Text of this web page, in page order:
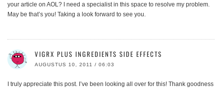
your article on AOL? I need a specialist in this space to resolve my problem.
May be that’s you! Taking a look forward to see you.
VIGRX PLUS INGREDIENTS SIDE EFFECTS
AUGUSTUS 10, 2011 / 06:03
I truly appreciate this post. I’ve been looking all over for this! Thank goodness